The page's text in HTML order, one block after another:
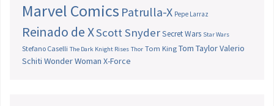
Marvel Comics Patrulla-X Pepe Larraz
Reinado de XScott SnyderSecret Wars Star Wars
Stefano Caselli The Dark Knight Rises Thor Tom King Tom TaylorValerio
Schiti Wonder Woman X-Force